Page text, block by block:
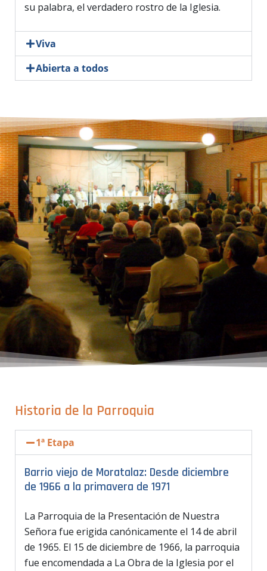
su palabra, el verdadero rostro de la Iglesia.
Viva
Abierta a todos
Historia de la Parroquia
1ª Etapa
Barrio viejo de Moratalaz: Desde diciembre
de 1966 a la primavera de 1971
La Parroquia de la Presentación de Nuestra
Señora fue erigida canónicamente el 14 de abril
de 1965. El 15 de diciembre de 1966, la parroquia
fue encomendada a La Obra de la Iglesia por el